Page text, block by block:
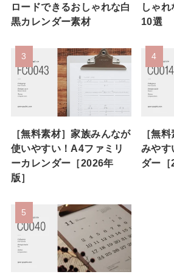
ロードできるおしゃれな白
黒カレンダー素材
しゃ
10選
［無料素材］家族みんなが
使いやすい！A4ファミリ
ーカレンダー［2026年
版］
［無
みやす
ダー［